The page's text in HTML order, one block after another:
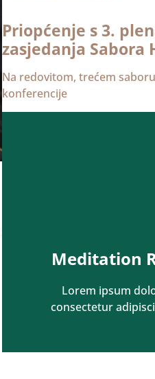
Priopćenje s 3.
zasjedanja Sabora
Na redovitom, trećem
konferencije
Meditation
Lorem ipsum
consectetur